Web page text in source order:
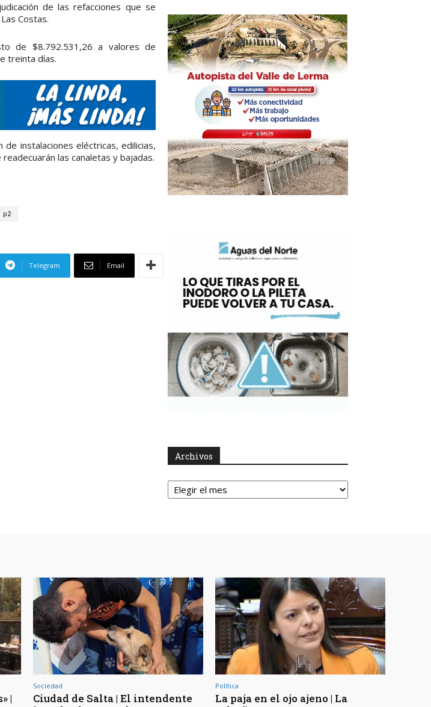
de las refacciones que se
Costas.
de $8.792.531,26 a valores de
treinta días.
instalaciones eléctricas, edilicias,
las canaletas y bajadas.
p2
Telegram Email
Archivos
Archivos
|
Sociedad
Ciudad de Salta | El intendente
Política
La paja en el ojo ajeno | La